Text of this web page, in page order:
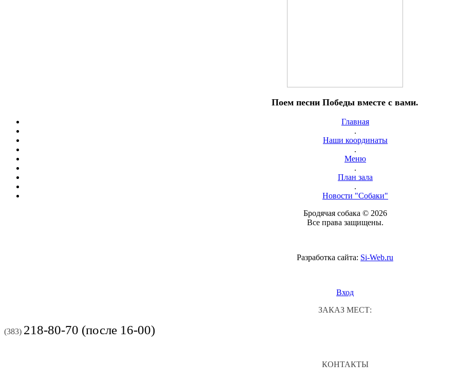
Поем песни Победы вместе с вами.
Главная
.
Наши координаты
.
Меню
.
План зала
.
Новости "Собаки"
Бродячая собака © 2026
Все права защищены.
Разработка сайта: Si-Web.ru
Вход
ЗАКАЗ МЕСТ:
(383) 218-80-70 (после 16-00)
КОНТАКТЫ